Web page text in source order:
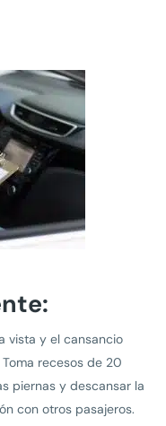
vista y el cansancio
recesos de 20
piernas y descansar la
con otros pasajeros.